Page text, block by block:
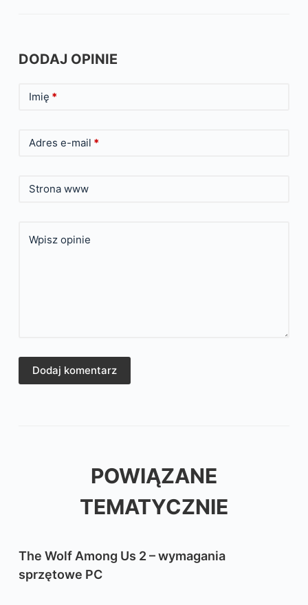
DODAJ OPINIE
Imię *
Adres e-mail *
Strona www
Wpisz opinie
Dodaj komentarz
POWIĄZANE
TEMATYCZNIE
The Wolf Among Us 2 – wymagania
sprzętowe PC